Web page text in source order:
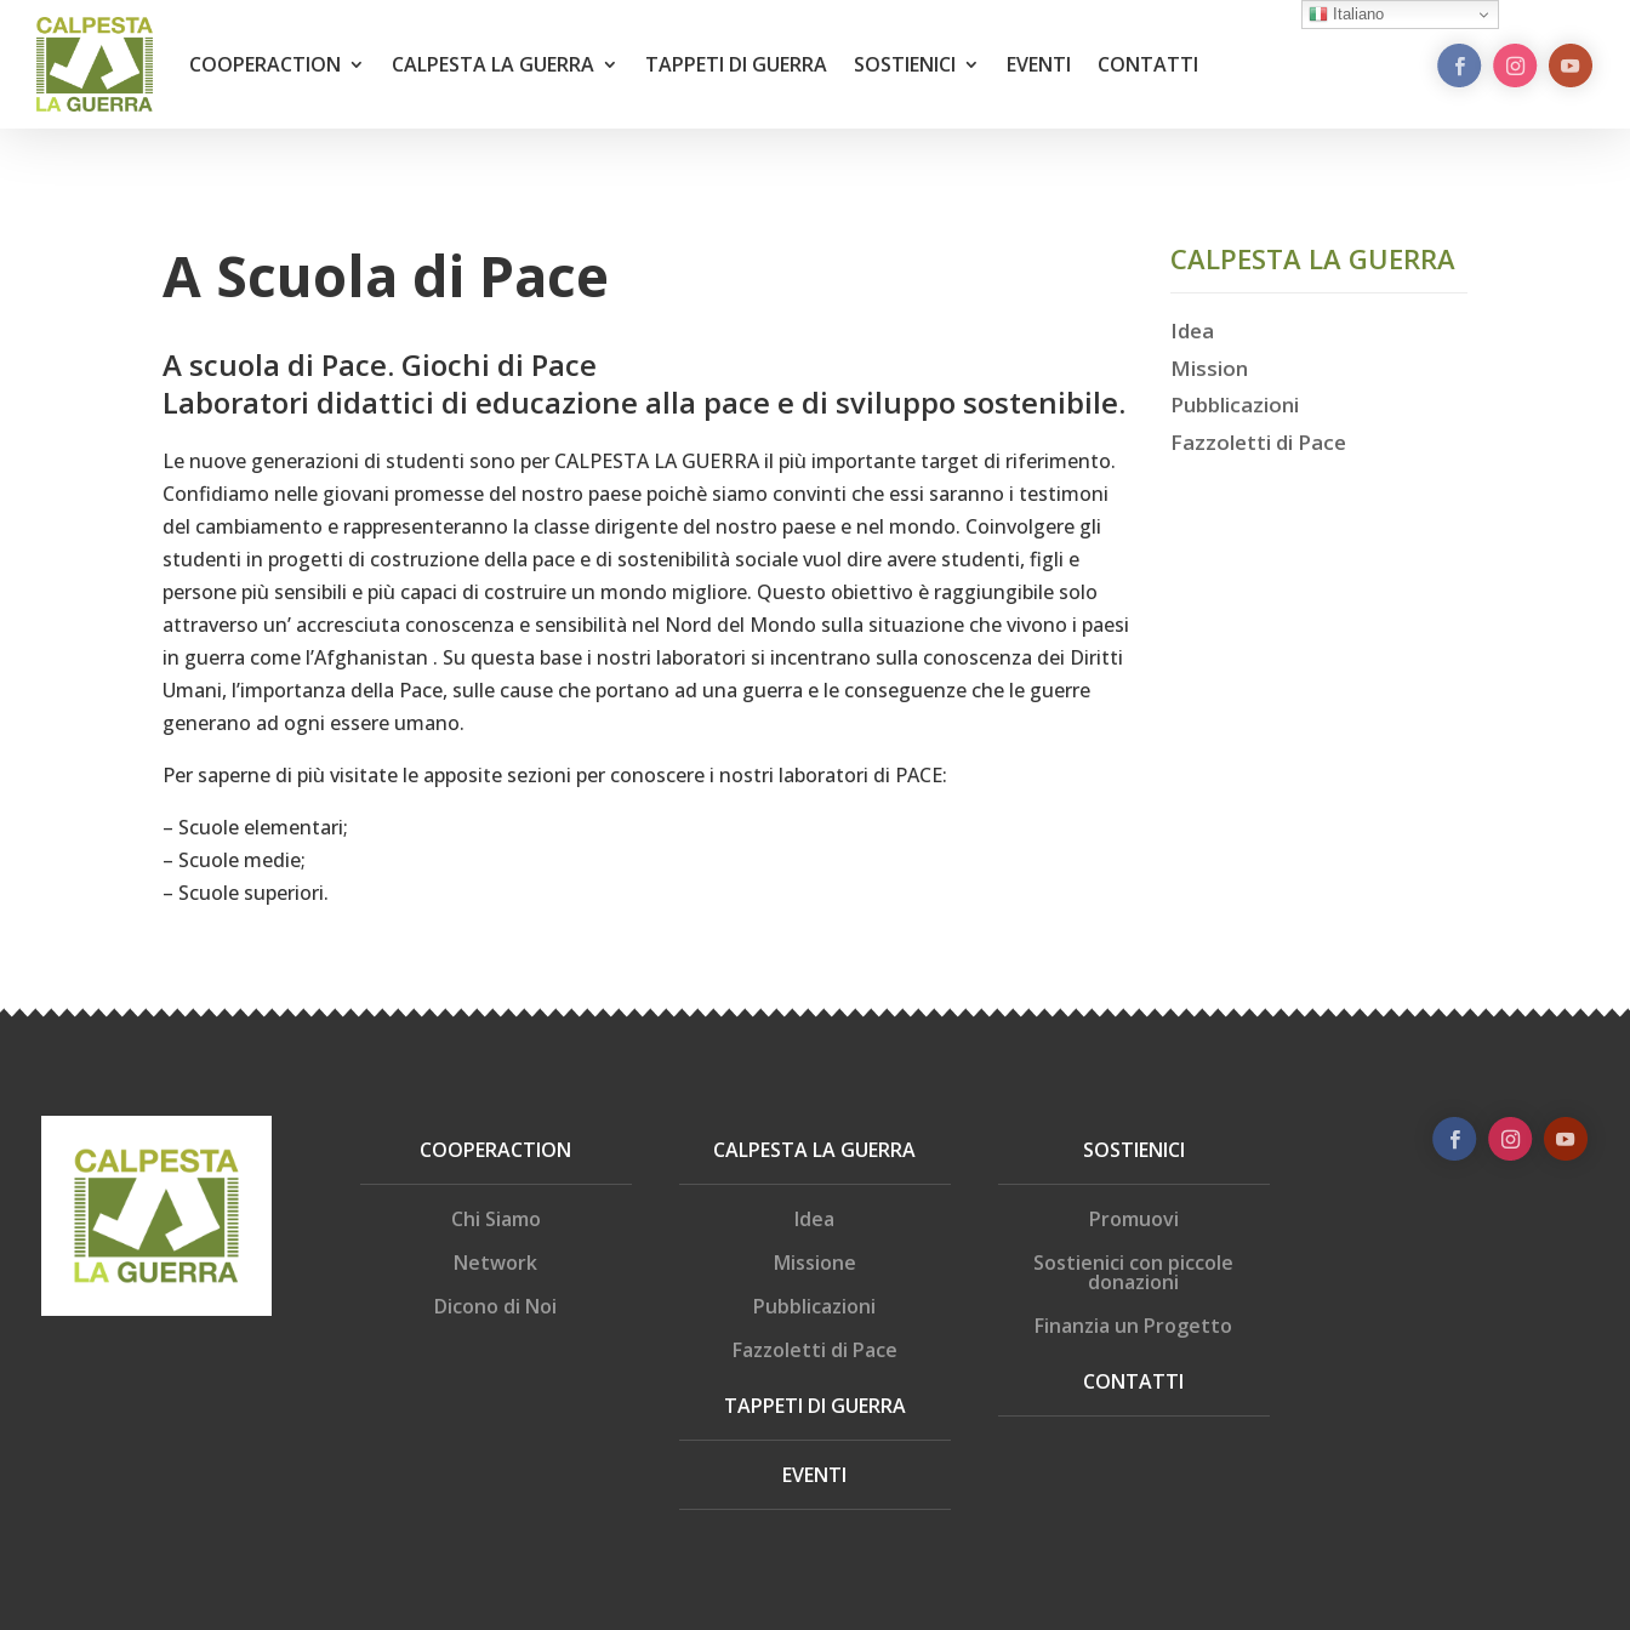
COOPERACTION CALPESTA LA GUERRA TAPPETI DI GUERRA SOSTIENICI EVENTI CONTATTI
A Scuola di Pace
A scuola di Pace. Giochi di Pace
Laboratori didattici di educazione alla pace e di sviluppo sostenibile.
Le nuove generazioni di studenti sono per CALPESTA LA GUERRA il più importante target di riferimento.
Confidiamo nelle giovani promesse del nostro paese poichè siamo convinti che essi saranno i testimoni
del cambiamento e rappresenteranno la classe dirigente del nostro paese e nel mondo. Coinvolgere gli
studenti in progetti di costruzione della pace e di sostenibilità sociale vuol dire avere studenti, figli e
persone più sensibili e più capaci di costruire un mondo migliore. Questo obiettivo è raggiungibile solo
attraverso un’ accresciuta conoscenza e sensibilità nel Nord del Mondo sulla situazione che vivono i paesi
in guerra come l’Afghanistan . Su questa base i nostri laboratori si incentrano sulla conoscenza dei Diritti
Umani, l’importanza della Pace, sulle cause che portano ad una guerra e le conseguenze che le guerre
generano ad ogni essere umano.
Per saperne di più visitate le apposite sezioni per conoscere i nostri laboratori di PACE:
– Scuole elementari;
– Scuole medie;
– Scuole superiori.
CALPESTA LA GUERRA
Idea
Mission
Pubblicazioni
Fazzoletti di Pace
COOPERACTION
Chi Siamo
Network
Dicono di Noi
CALPESTA LA GUERRA
Idea
Missione
Pubblicazioni
Fazzoletti di Pace
TAPPETI DI GUERRA
EVENTI
SOSTIENICI
Promuovi
Sostienici con piccole
donazioni
Finanzia un Progetto
CONTATTI
Italiano